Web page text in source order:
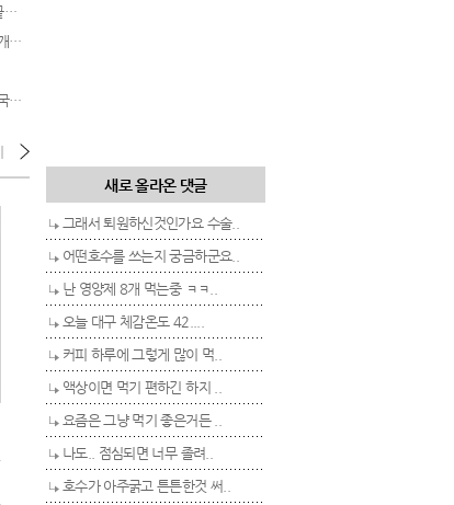
섞어 먹는 맛이 끝내주는 부대찌개
맛있는 순두부찌개가 필요할 때 -
가을냄새진동 청국장찌개
새로 올라온 댓글
그래서 퇴원하신것인가요 수술..
어떤호수를 쓰는지 궁금하군요..
난 영양제 8개 먹는중 ㅋㅋ..
오늘 대구 체감온도 42....
커피 하루에 그렇게 많이 먹..
액상이면 먹기 편하긴 하지 ..
요즘은 그냥 먹기 좋은거든 ..
나도.. 점심되면 너무 졸려..
호수가 아주굵고 튼튼한것 써..